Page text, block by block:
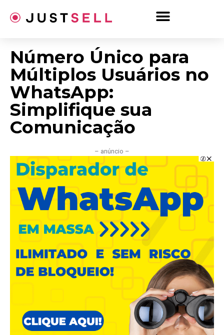
para
Número Único para
Múltiplos Usuários no
WhatsApp:
Simplifique sua
Comunicação
– anúncio –